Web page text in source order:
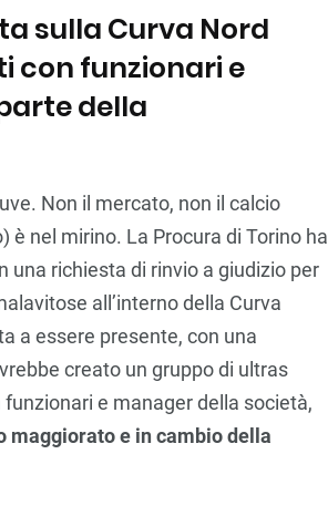
sulla Curva Nord
con funzionari e
della
Non il mercato, non il calcio
nel mirino. La Procura di Torino ha
una richiesta di rinvio a giudizio per
all’interno della Curva
a essere presente, con una
creato un gruppo di ultras
e manager della società,
maggiorato e in cambio della